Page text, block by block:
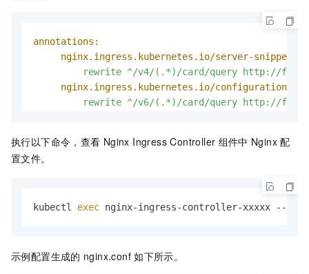
annotations:
nginx.ingress.kubernetes.io/server-snippet:
nginx.ingress.kubernetes.io/configuration-
rewrite ^/v6/(.*)/card/query http://
执行以下命令，查看 Nginx Ingress Controller 组件中 Nginx 配
置文件。
kubectl exec nginx-ingress-controller-xxxxx --
示例配置生成的 nginx.conf 如下所示。